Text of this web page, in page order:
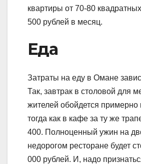
квартиры от 70-80
500 рублей в месяц.
Еда
Затраты на еду в Омане
Так, завтрак в столовой для
жителей обойдется примерно
тогда как в кафе за ту же
400. Полноценный ужин на
недорогом ресторане будет
000 рублей. И, надо